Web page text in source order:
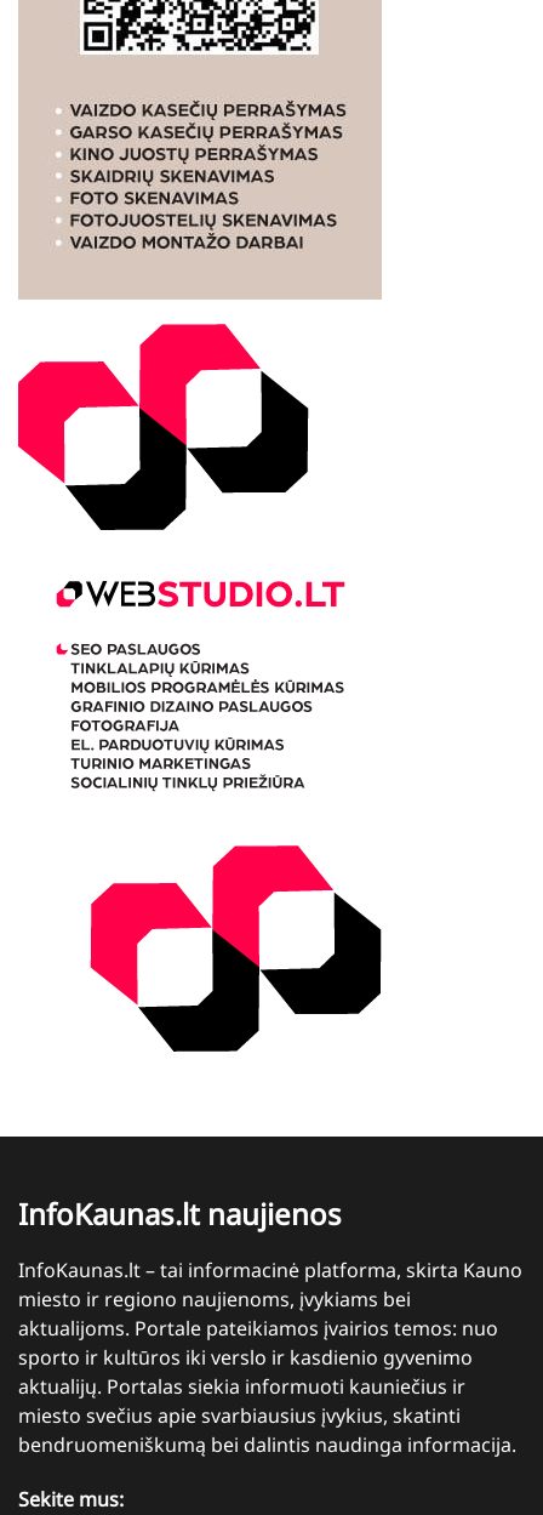
InfoKaunas.lt naujienos
InfoKaunas.lt – tai informacinė platforma, skirta Kauno
miesto ir regiono naujienoms, įvykiams bei
aktualijoms. Portale pateikiamos įvairios temos: nuo
sporto ir kultūros iki verslo ir kasdienio gyvenimo
aktualijų. Portalas siekia informuoti kauniečius ir
miesto svečius apie svarbiausius įvykius, skatinti
bendruomeniškumą bei dalintis naudinga informacija.
Sekite mus: